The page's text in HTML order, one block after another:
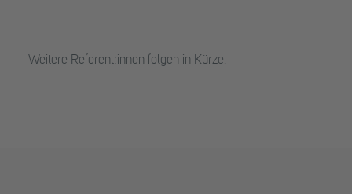
Weitere Referent:innen folgen in Kürze.